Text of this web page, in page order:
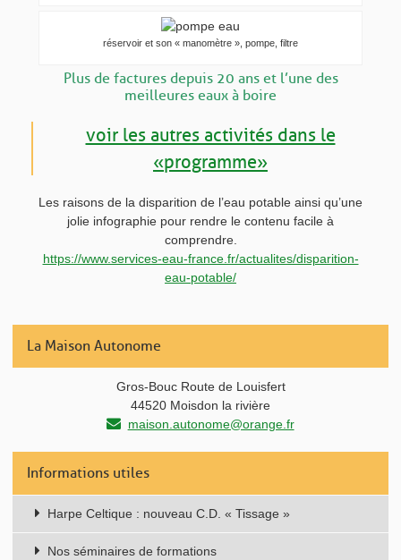
réservoir et son « manomètre », pompe, filtre
Plus de factures depuis 20 ans et l’une des
meilleures eaux à boire
voir les autres activités dans le
« programme »
Les raisons de la disparition de l’eau potable ainsi qu’une
jolie infographie pour rendre le contenu facile à
comprendre.
https://www.services-eau-france.fr/actualites/disparition-
eau-potable/
La Maison Autonome
Gros-Bouc Route de Louisfert
44520 Moisdon la rivière
maison.autonome@orange.fr
Informations utiles
Harpe Celtique : nouveau C.D. « Tissage »
Nos séminaires de formations